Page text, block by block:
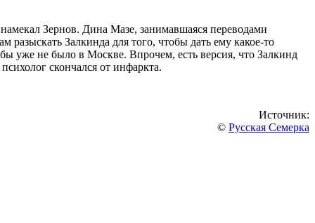
Зернов. Дина Мазе, занимавшаяся переводами
разыскать Залкинда для того, чтобы дать ему какое-то
уже не было в Москве. Впрочем, есть версия, что Залкинд
скончался от инфаркта.
Источник:
© Русская Семерка